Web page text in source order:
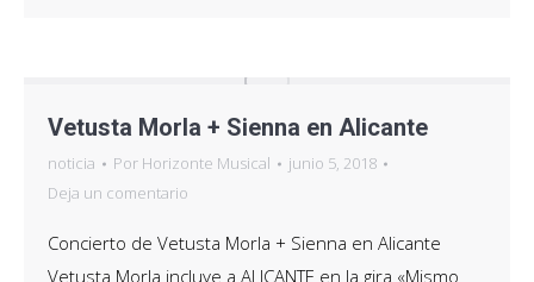
Vetusta Morla + Sienna en Alicante
noticia Por Horizonte Musical
junio 5, 2018
Deja un comentario
Concierto de Vetusta Morla + Sienna en Alicante
Vetusta Morla incluye a ALICANTE en la gira «Mismo